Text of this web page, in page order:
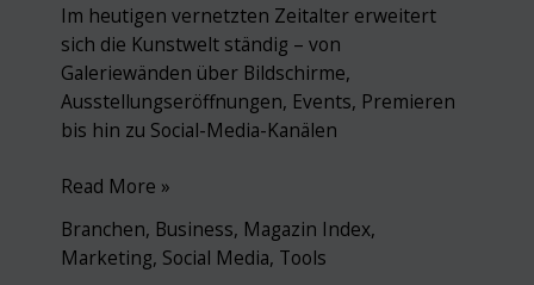
Im heutigen vernetzten Zeitalter erweitert
sich die Kunstwelt ständig – von
Galeriewänden über Bildschirme,
Ausstellungseröffnungen, Events, Premieren
bis hin zu Social-Media-Kanälen
Die
der
Online-
Read More »
Branchen, Business, Magazin Index,
Marketing, Social Media, Tools